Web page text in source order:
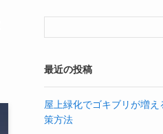
最近の投稿
屋上緑化でゴキブリが増
策方法